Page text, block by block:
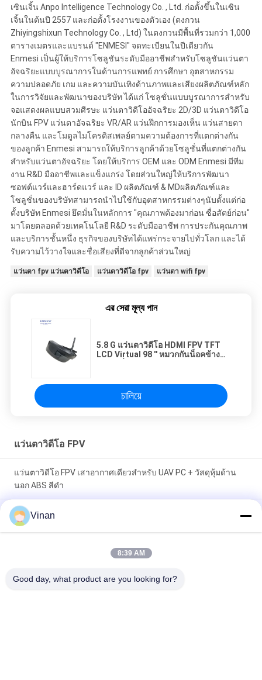
เซินเจิ้น Anpo Intelligence Technology Co. , Ltd. ก่อตั้งขึ้นในเซิน
เจิ้นในต้นปี 2557 และก่อตั้งโรงงานของตัวเอง (ตงกวน
Zhiyingshixun Technology Co. , Ltd) ในตงกวนมีพื้นที่รวมกว่า 1,000
ตารางเมตรและแบรนด์ "ENMESI" จดทะเบียนในปีเดียวกัน
Enmesi เป็นผู้ให้บริการโซลูชันระดับมืออาชีพสำหรับโซลูชันแว่นตา
อัจฉริยะแบบบูรณาการในด้านการแพทย์ การศึกษา อุตสาหกรรม
ความปลอดภัย เกม และความบันเทิงด้านภาพและเสียงผลิตภัณฑ์หลัก
ในการวิจัยและพัฒนาของบริษัท ได้แก่ โซลูชั่นแบบบูรณาการสำหรับ
จอแสดงผลแบบสวมศีรษะ แว่นตาวิดีโออัจฉริยะ 2D/3D แว่นตาวิดีโอ
นักบิน FPV แว่นตาอัจฉริยะ VR/AR แว่นฝึกการมองเห็น แว่นสายตา
กลางคืน และโมดูลไมโครดิสเพลย์ตามความต้องการที่แตกต่างกัน
ของลูกค้า Enmesi สามารถให้บริการลูกค้าด้วยโซลูชั่นที่แตกต่างกัน
สำหรับแว่นตาอัจฉริยะ โดยให้บริการ OEM และ ODM Enmesi มีทีม
งาน R&D มืออาชีพและแข็งแกร่ง โดยส่วนใหญ่ให้บริการพัฒนา
ซอฟต์แวร์และฮาร์ดแวร์ และ ID ผลิตภัณฑ์ & MDผลิตภัณฑ์และ
โซลูชั่นของบริษัทสามารถนำไปใช้กับอุตสาหกรรมต่างๆนับตั้งแต่ก่อ
ตั้งบริษัท Enmesi ยึดมั่นในหลักการ "คุณภาพต้องมาก่อน ซื่อสัตย์ก่อน"
มาโดยตลอดด้วยเทคโนโลยี R&D ระดับมืออาชีพ การประกันคุณภาพ
และบริการชั้นหนึ่ง ธุรกิจของบริษัทได้แพร่กระจายไปทั่วโลก และได้
รับความไว้วางใจและชื่อเสียงที่ดีจากลูกค้าส่วนใหญ่
แว่นตา fpv แว่นตาวิดีโอ แว่นตาวิดีโอ fpv แว่นตา wifi fpv
এর সেরা মূল্য পান
5.8 G แว่นตาวิดีโอ HDMI FPV TFT
LCD Virtual 98 '' หมวกกันน็อคข้าง
চালিয়ে
แว่นตาวิดีโอ FPV
แว่นตาวิดีโอ FPV เสาอากาศเดียวสำหรับ UAV PC + วัสดุหุ้มด้าน
นอก ABS สีดำ
0.32 นิ้ว FOV 35 องศา FPV Goggles แว่นตาวิดีโอพร้อมเรซิ่น เลนส์
สบาย
แว่นตาวิดีโอ FPV ขนาดใหญ่บิดเบือนขนาดเล็ก Li - แบตเตอรี่
Vinan
8:39 AM
Good day, what product are you looking for?